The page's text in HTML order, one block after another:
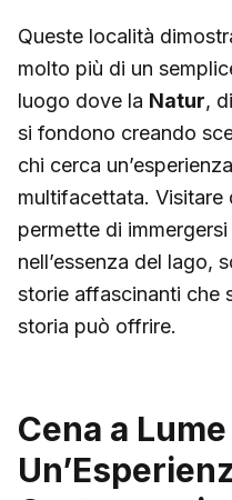
Queste località
molto più di un
luogo dove la Natur,
si fondono creando
chi cerca
multifacettata.
permette di
nell’essenza del lago,
storie affascinanti che
storia può offrire.
Cena a